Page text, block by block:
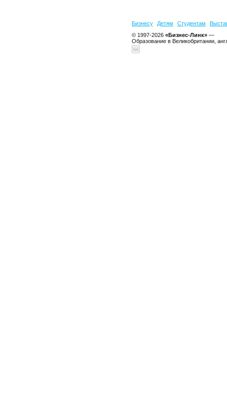
Бизнесу Детям Студентам
© 1997-2026 «Бизнес-Линк» —
Образование в Великобритании,